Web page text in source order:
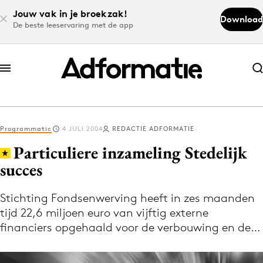
Jouw vak in je broekzak!
De beste leeservaring met de app
Download
Abonneer nu
Abonneer nu
Log in
Volg het laatste nieuws via de Adformatie
Nieuws app
Programmatic 4 JULI 2004 REDACTIE ADFORMATIE
Particuliere inzameling Stedelijk
succes
Stichting Fondsenwerving heeft in zes maanden
tijd 22,6 miljoen euro van vijftig externe
financiers opgehaald voor de verbouwing en de…